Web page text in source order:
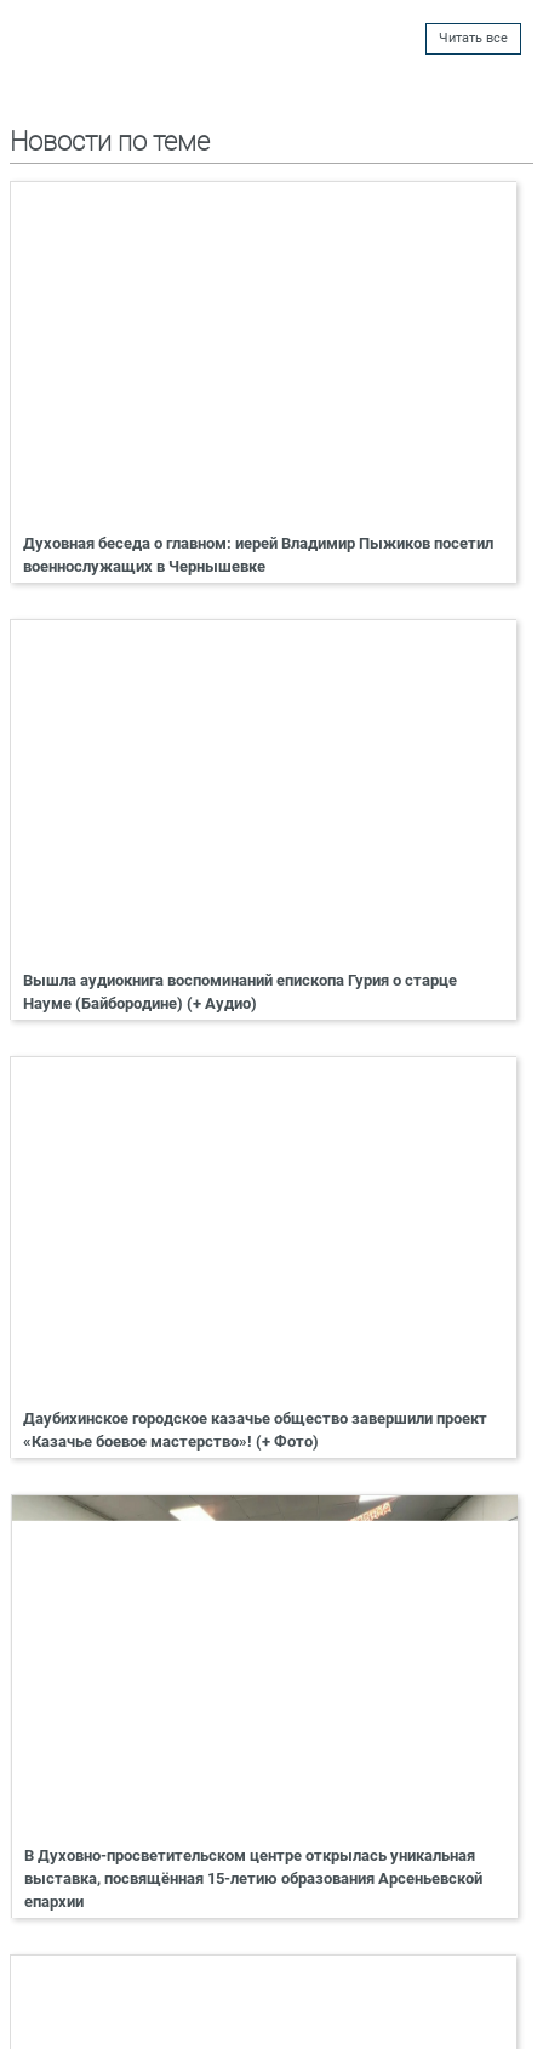
Читать все
Новости по теме
Духовная беседа о главном: иерей Владимир Пыжиков посетил
военнослужащих в Чернышевке
Вышла аудиокнига воспоминаний епископа Гурия о старце
Науме (Байбородине) (+ Аудио)
Даубихинское городское казачье общество завершили проект
«Казачье боевое мастерство»! (+ Фото)
В Духовно-просветительском центре открылась уникальная
выставка, посвящённая 15-летию образования Арсеньевской
епархии